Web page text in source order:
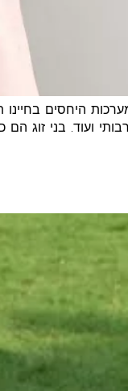
היחסים
ועוד. בני זוג